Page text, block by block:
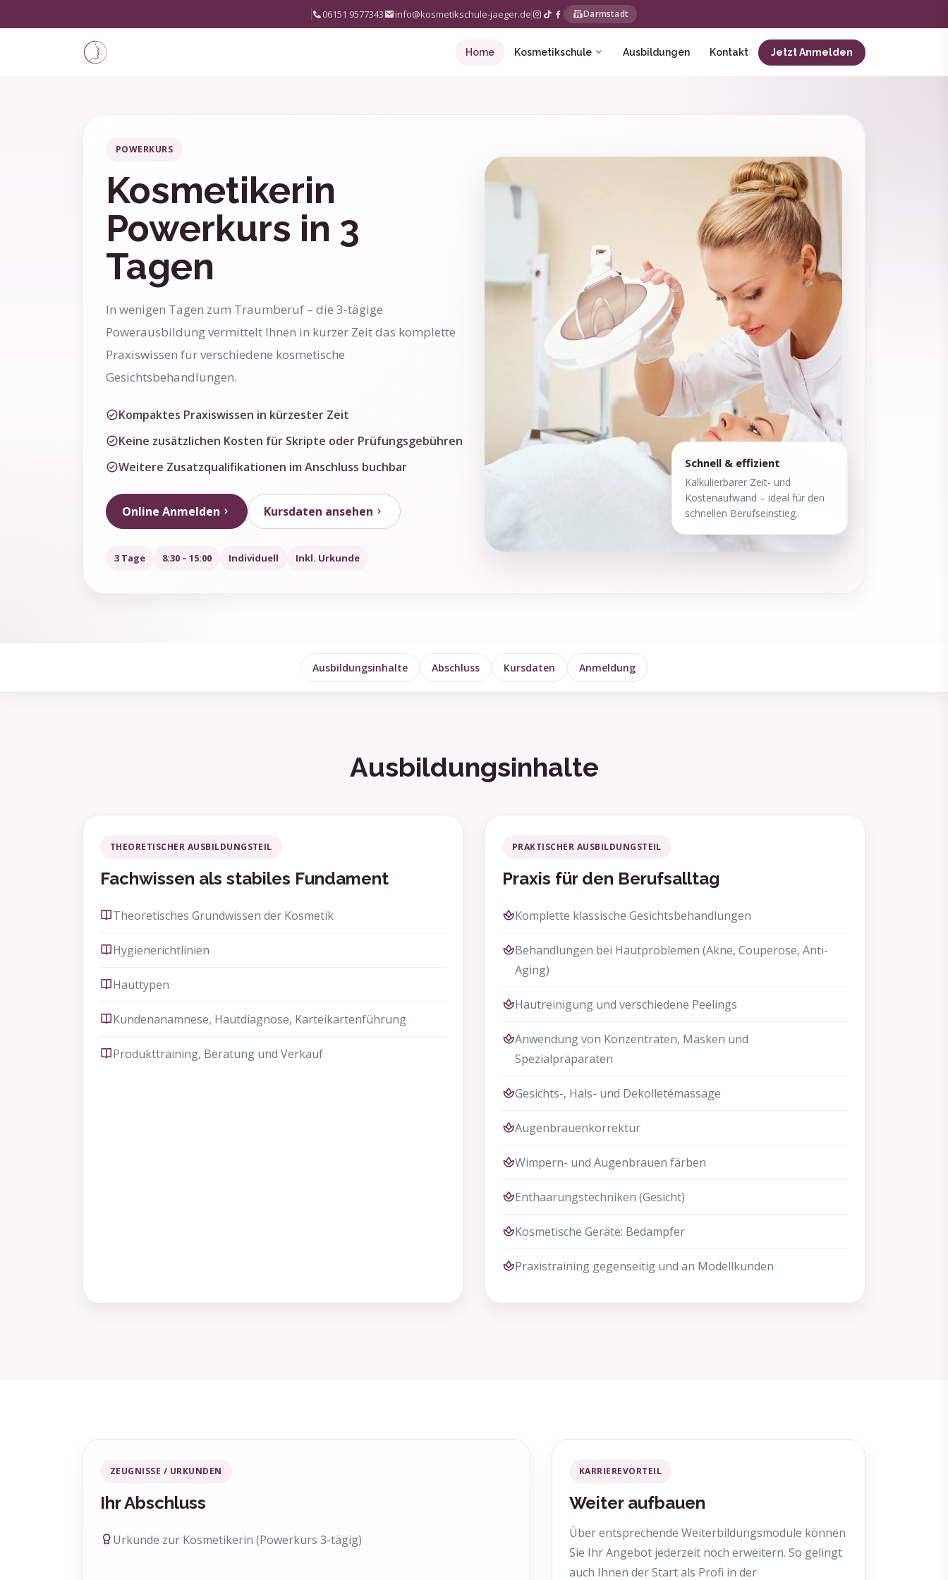
06151 9577343 info@kosmetikschule-jaeger.de Darmstadt
Home Kosmetikschule Ausbildungen Kontakt Jetzt Anmelden
POWERKURS
Kosmetikerin
Powerkurs in 3
Tagen
In wenigen Tagen zum Traumberuf – die 3-tägige
Powerausbildung vermittelt Ihnen in kurzer Zeit das komplette
Praxiswissen für verschiedene kosmetische
Gesichtsbehandlungen.
Kompaktes Praxiswissen in kürzester Zeit
Keine zusätzlichen Kosten für Skripte oder Prüfungsgebühren
Weitere Zusatzqualifikationen im Anschluss buchbar
Online Anmelden Kursdaten ansehen
3 Tage 8:30 – 15:00 Individuell Inkl. Urkunde
Schnell & effizient
Kalkulierbarer Zeit- und
Kostenaufwand – ideal für den
schnellen Berufseinstieg.
Ausbildungsinhalte Abschluss Kursdaten Anmeldung
Ausbildungsinhalte
THEORETISCHER AUSBILDUNGSTEIL
Fachwissen als stabiles Fundament
Theoretisches Grundwissen der Kosmetik
Hygienerichtlinien
Hauttypen
Kundenanamnese, Hautdiagnose, Karteikartenführung
Produkttraining, Beratung und Verkauf
PRAKTISCHER AUSBILDUNGSTEIL
Praxis für den Berufsalltag
Komplette klassische Gesichtsbehandlungen
Behandlungen bei Hautproblemen (Akne, Couperose, Anti-
Aging)
Hautreinigung und verschiedene Peelings
Anwendung von Konzentraten, Masken und
Spezialpräparaten
Gesichts-, Hals- und Dekolletémassage
Augenbrauenkorrektur
Wimpern- und Augenbrauen färben
Enthaarungstechniken (Gesicht)
Kosmetische Geräte: Bedampfer
Praxistraining gegenseitig und an Modellkunden
ZEUGNISSE / URKUNDEN
Ihr Abschluss
Urkunde zur Kosmetikerin (Powerkurs 3-tägig)
KARRIEREVORTEIL
Weiter aufbauen
Über entsprechende Weiterbildungsmodule können
Sie Ihr Angebot jederzeit noch erweitern. So gelingt
auch Ihnen der Start als Profi in der